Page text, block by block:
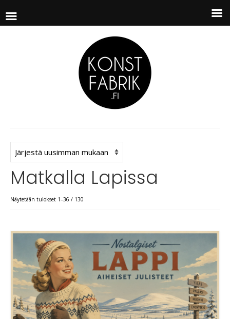
Matkalla Lapissa
Näytetään tulokset 1–36 / 130